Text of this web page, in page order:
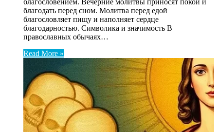
благословением. Вечерние молитвы приносят покой и
благодать перед сном. Молитва перед едой
благословляет пищу и наполняет сердце
благодарностью. Символика и значимость В
православных обычаях…
Read More »